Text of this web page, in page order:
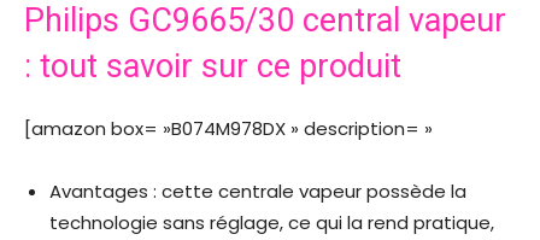
Philips GC9665/30 central vapeur
: tout savoir sur ce produit
[amazon box= »B074M978DX » description= »
Avantages : cette centrale vapeur possède la
technologie sans réglage, ce qui la rend pratique,